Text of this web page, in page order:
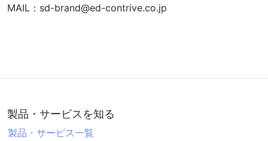
MAIL：sd-brand
ed-contrive.co.jp
製品・サービスを知る
製品・サービス一覧